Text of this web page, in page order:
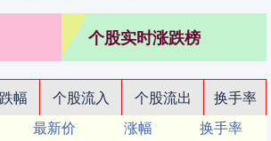
个股实时涨跌榜
幅 个股流入 个股流出
换手率
最新价 涨幅
换手率